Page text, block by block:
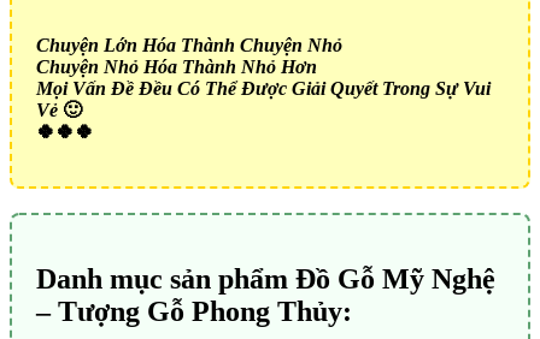
Chuyện Lớn Hóa Thành Chuyện Nhỏ
Chuyện Nhỏ Hóa Thành Nhỏ Hơn
Mọi Vấn Đề Đều Có Thể Được Giải Quyết Trong Sự Vui
Vẻ 🙂
🍀🍀🍀
Danh mục sản phẩm Đồ Gỗ Mỹ Nghệ
– Tượng Gỗ Phong Thủy: